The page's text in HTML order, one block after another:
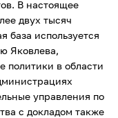
В настоящее
двух тысяч
база используется
Яковлева,
политики в области
управления по
с докладом также